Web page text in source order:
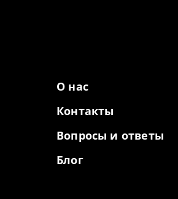
О нас
Контакты
Вопросы и ответы
Блог